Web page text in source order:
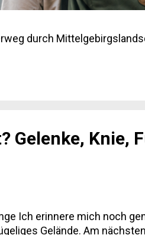
durch
Gelenke, Knie,
Ich erinnere mich noch
Gelände. Am